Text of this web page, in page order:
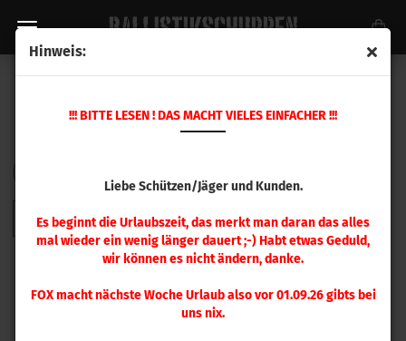
Hinweis:
!!! BITTE LESEN ! DAS MACHT VIELES EINFACHER !!!
Liebe Schützen/Jäger und Kunden.
Es beginnt die Urlaubszeit, das merkt man daran das alles
mal wieder ein wenig länger dauert ;-) Habt etwas Geduld,
wir können es nicht ändern, danke.
FOX macht nächste Woche Urlaub also vor 01.09.26 gibts bei
uns nix.